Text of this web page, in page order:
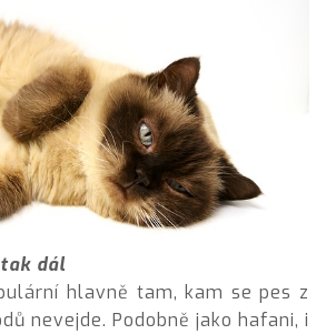
dál
hlavně tam, kam se pes z
nevejde. Podobně jako hafani, i